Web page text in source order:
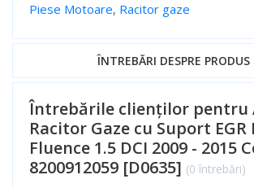
Piese Motoare, Racitor gaze
ÎNTREBĂRI DESPRE PRODUS
Întrebările clienților pentru
Racitor Gaze cu Suport
Fluence 1.5 DCI 2009 - 2015
8200912059 [D0635] (0 întrebări)